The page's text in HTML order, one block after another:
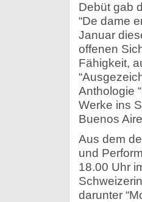
Debüt gab
“De dame
Januar
offenen
Fähigkeit,
Anthologie
Werke ins
Buenos
Aus dem
und
18.00 Uhr
darunter